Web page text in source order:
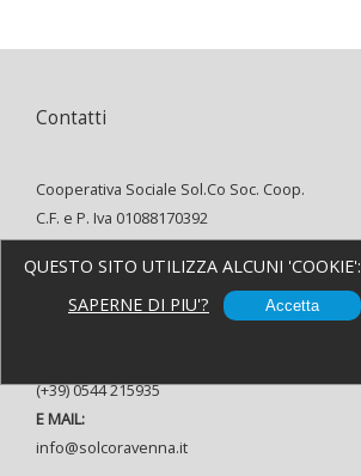
QUESTO SITO UTILIZZA ALCUNI 'COOKIE':
SAPERNE DI PIU'?
Accetta
Contatti
Cooperativa Sociale Sol.Co Soc. Coop.
C.F. e P. Iva 01088170392
INDIRIZZO:
Via Alfredo Oriani, 8 48121 Ravenna
TELEFONO:
(+39) 0544 215935
E MAIL:
info@solcoravenna.it